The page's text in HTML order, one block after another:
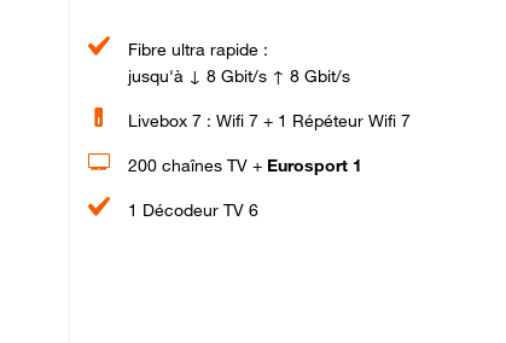
Fibre ultra rapide :
jusqu'à ↓ 8 Gbit/s ↑ 8 Gbit/s
Livebox 7 : Wifi 7 + 1 Répéteur Wifi 7
200 chaînes TV + Eurosport 1
1 Décodeur TV 6